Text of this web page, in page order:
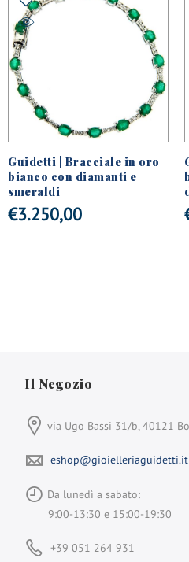
Guidetti | Bracciale in oro
bianco con diamanti e
smeraldi
€3.250,00
Il Negozio
via Ugo Bassi 31/b, 40121
eshop@gioielleriaguidetti.it
Da lunedì a sabato:
9:00-13:30 e 15:00-19:30
+39 051 264 931